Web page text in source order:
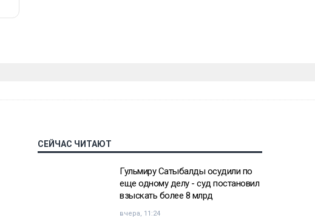
СЕЙЧАС ЧИТАЮТ
Гульмиру Сатыбалды осудили по
еще одному делу - суд постановил
взыскать более 8 млрд
вчера, 11:24